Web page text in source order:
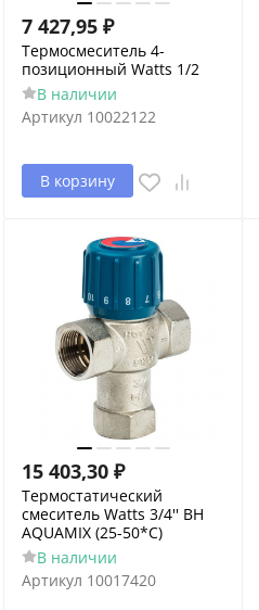
7 427,95 ₽
Термосмеситель 4-
позиционный Watts 1/2
В наличии
Артикул 10022122
В корзину
15 403,30 ₽
Термостатический
смеситель Watts 3/4'' BH
AQUAMIX (25-50*C)
В наличии
Артикул 10017420